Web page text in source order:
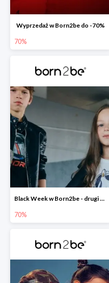
Wyprzedaż w Born2be do -70%
70%
Black Week w Born2be - drugi produkt -70%
70%